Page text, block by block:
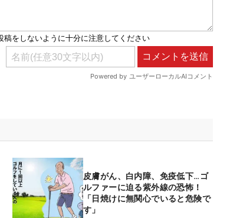
皮膚がん、白内障、免疫低下…ゴ
ルファーに迫る紫外線の恐怖！
「日焼けに無関心でいると危険で
す」